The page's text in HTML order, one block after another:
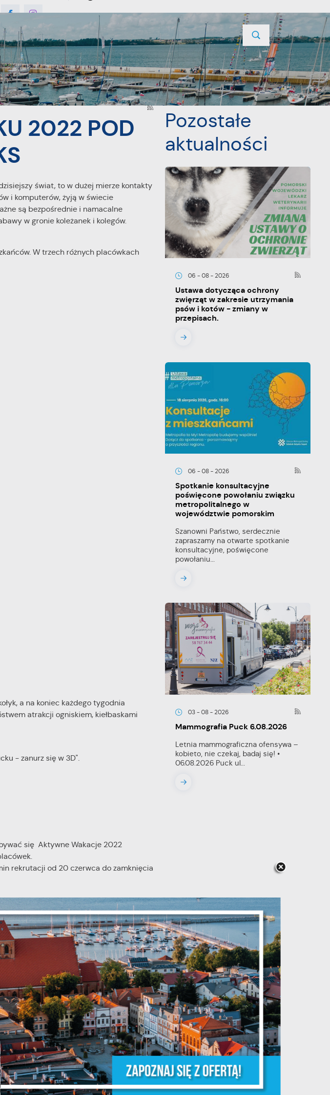
TURYSTYKA INWESTYCJE PROJEKTY UNIJNE KONTAKT
POPRZEDNI NASTĘPNY
2022 POD
świat, to w dużej mierze kontakty
i komputerów, żyją w świecie
są bezpośrednie i namacalne
w gronie koleżanek i kolegów.
W trzech różnych placówkach
a na koniec każdego tygodnia
atrakcji ogniskiem, kiełbaskami
- zanurz się w 3D".
się Aktywne Wakacje 2022
rekrutacji od 20 czerwca do zamknięcia
Pozostałe
aktualności
06 - 08 - 2026
Ustawa dotycząca ochrony
zwięrząt w zakresie utrzymania
psów i kotów - zmiany w
przepisach.
06 - 08 - 2026
Spotkanie konsultacyjne
poświęcone powołaniu związku
metropolitalnego w
województwie pomorskim
Szanowni Państwo, serdecznie
zapraszamy na otwarte spotkanie
konsultacyjne, poświęcone
powołaniu...
03 - 08 - 2026
Mammografia Puck 6.08.2026
Letnia mammograficzna ofensywa –
kobieto, nie czekaj, badaj się! •
06.08.2026 Puck ul...
ustawienia cookies lub zaakceptować je
dokonać zmiany swoich ustawień.
funkcjonowania strony internetowej i
przez nas usług.
Ciebie działania w celu m.in.
logowania czy wypełniania
korzystasz, może działać bez zakłóceń.
zapamiętanie wprowadzonych
funkcjonalności czy